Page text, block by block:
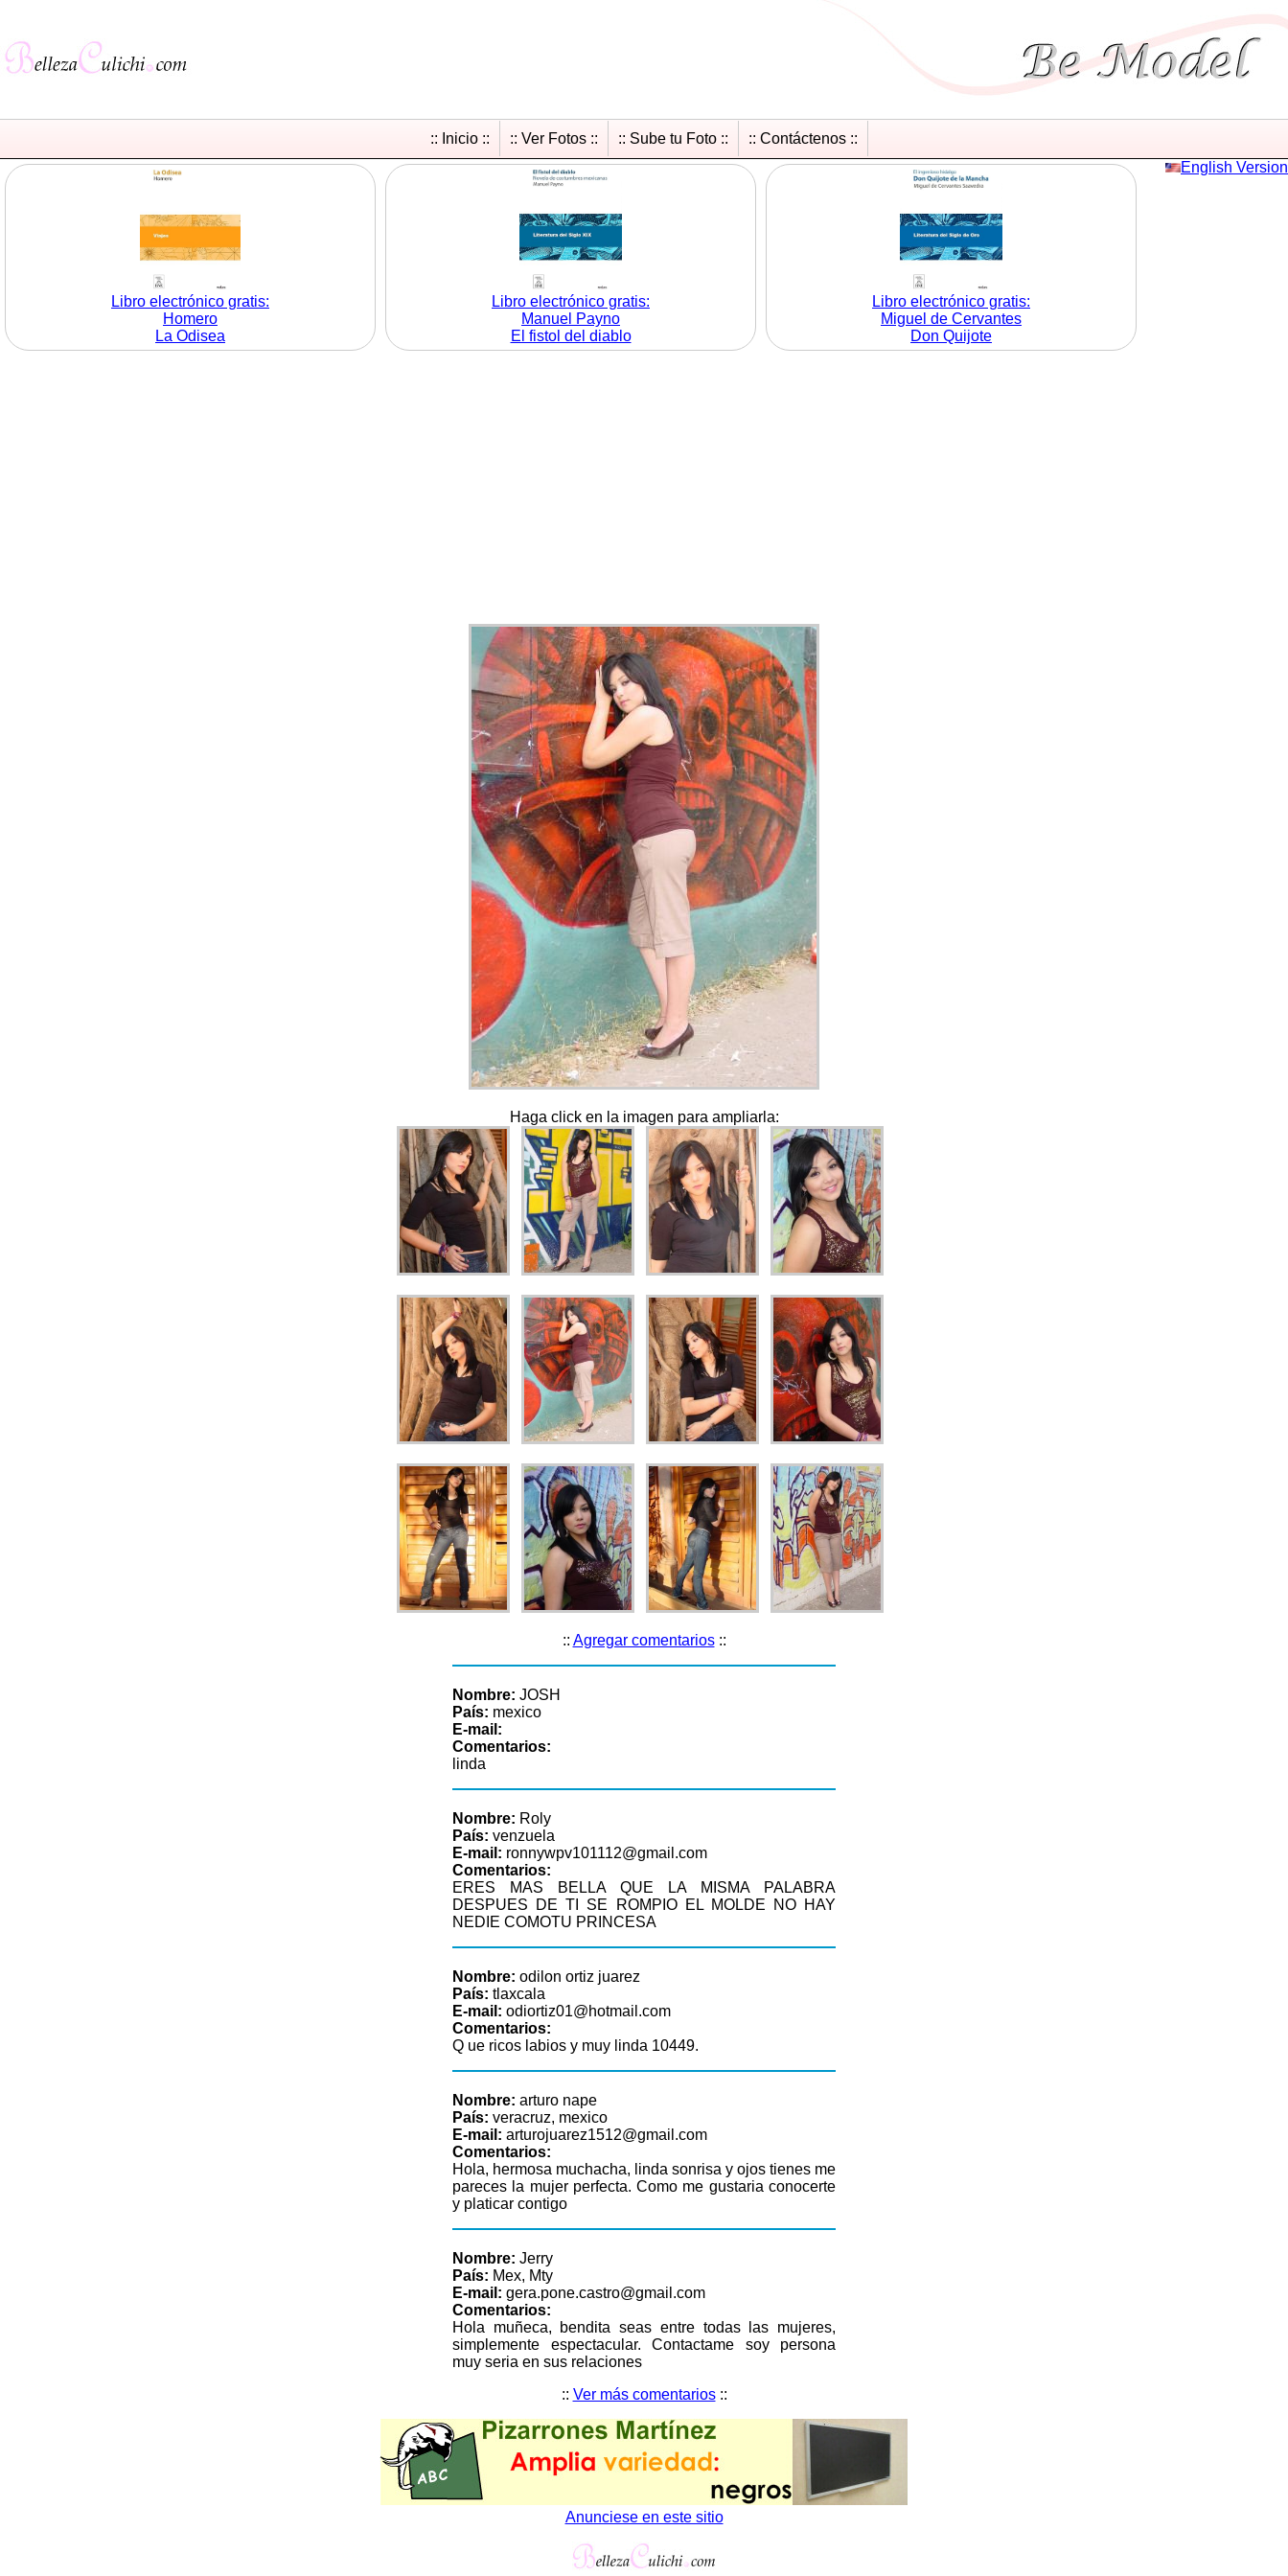
:: Inicio :: :: Ver Fotos :: :: Sube tu Foto ::
:: Contáctenos ::
English Version
Libro electrónico gratis:
Homero
La Odisea
Libro electrónico gratis:
Manuel Payno
El fistol del diablo
Libro electrónico gratis:
Miguel de Cervantes
Don Quijote
Haga click en la imagen para ampliarla:
:: Agregar comentarios::
Nombre: JOSH
País: mexico
E-mail:
Comentarios:
linda
Nombre: Roly
País: venzuela
E-mail: ronnywpv101112@gmail.com
Comentarios:
ERES MAS BELLA QUE LA MISMA PALABRA
DESPUES DE TI SE ROMPIO EL MOLDE NO HAY
NEDIE COMOTU PRINCESA
Nombre: odilon ortiz juarez
País: tlaxcala
E-mail: odiortiz01@hotmail.com
Comentarios:
Q ue ricos labios y muy linda 10449.
Nombre: arturo nape
País: veracruz, mexico
E-mail: arturojuarez1512@gmail.com
Comentarios:
Hola, hermosa muchacha, linda sonrisa y ojos tienes me
pareces la mujer perfecta. Como me gustaria conocerte
y platicar contigo
Nombre: Jerry
País: Mex, Mty
E-mail: gera.pone.castro@gmail.com
Comentarios:
Hola muñeca, bendita seas entre todas las mujeres,
simplemente espectacular. Contactame soy persona
muy seria en sus relaciones
:: Ver más comentarios::
Anunciese en este sitio